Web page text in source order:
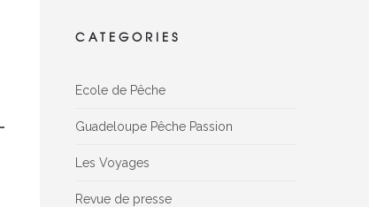
CATEGORIES
Ecole de Pêche
Guadeloupe Pêche Passion
Les Voyages
Revue de presse